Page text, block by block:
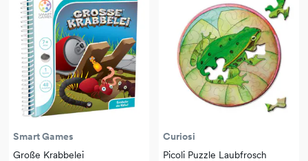
Smart Games
Große Krabbelei
Curiosi
Picoli Puzzle Laubfrosch